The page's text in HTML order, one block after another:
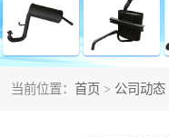
当前位置： 首页 > 公司动态